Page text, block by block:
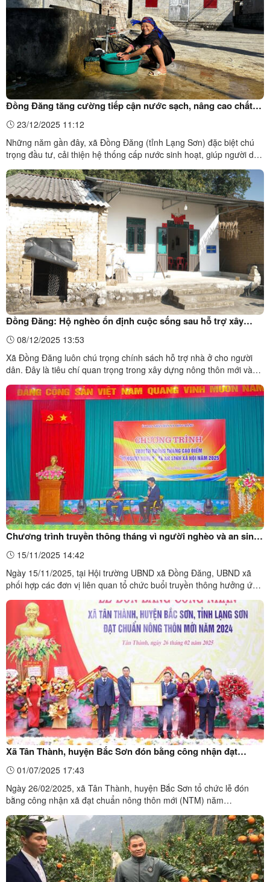
Đồng Đăng tăng cường tiếp cận nước sạch, nâng cao chất
lượng cuộc sống cho người dân
23/12/2025 11:12
Những năm gần đây, xã Đồng Đăng (tỉnh Lạng Sơn) đặc biệt chú
trọng đầu tư, cải thiện hệ thống cấp nước sinh hoạt, giúp người dân
– nhất là đồng bào dân tộc thiểu số ở các thôn khó khăn – tiếp cận
nguồn nước sạch, đảm bảo sức khỏe và vệ sinh môi trường.Hệ
thống cấp nước sạch được mở rộng tại xã Đồng ...
Đồng Đăng: Hộ nghèo ổn định cuộc sống sau hỗ trợ xây
dựng, sửa chữa nhà ở.
08/12/2025 13:53
Xã Đồng Đăng luôn chú trọng chính sách hỗ trợ nhà ở cho người
dân. Đây là tiêu chí quan trọng trong xây dựng nông thôn mới và
mục tiêu giảm nghèo bền vững tại địa phương.Niềm vui của bà
Hoàng Thị Sung khi gia đình được hỗ trợ xây dựng nhà ở kiên cố,
giúp ổn định cuộc sống và yên tâm lao động sản ...
Chương trình truyền thông tháng vì người nghèo và an sinh
xã hội năm 2025.
15/11/2025 14:42
Ngày 15/11/2025, tại Hội trường UBND xã Đồng Đăng, UBND xã
phối hợp các đơn vị liên quan tổ chức buổi truyền thông hưởng ứng
Tháng cao điểm vì người nghèo và an sinh xã hội năm 2025.
Chương trình được triển khai trong khuôn khổ Tiểu dự án 2:
“Truyền thông về giảm nghèo đa chiều”, thuộc Dự án 6 ...
Xã Tân Thành, huyện Bắc Sơn đón bằng công nhận đạt
chuẩn nông thôn mới
01/07/2025 17:43
Ngày 26/02/2025, xã Tân Thành, huyện Bắc Sơn tổ chức lễ đón
bằng công nhận xã đạt chuẩn nông thôn mới (NTM) năm
2024. Thừa ủy quyền của Chủ tịch UBND tỉnh, lãnh đạo Sở Nông
nghiệp và Phát triển nông thôn trao bằng công nhận cho đại diện
xã Tân ThànhNăm 2024, xã Tân Thành được chọn là xã điểm phấn
...